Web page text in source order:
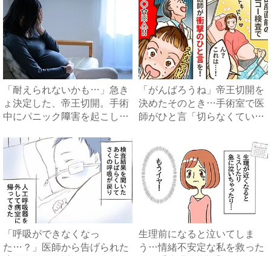
「耐えられないかも…」急き
ょ決定した、帝王切開。手術
中にパニック障害を起こしか
「がんばろうね」帝王切開を
決めたそのとき…手術室で医
師がひと言「切らなくてい
「呼吸ができなくなっ
た…？」医師から告げられた
生理前になると泣いてしま
う…情緒不安定な私を救った